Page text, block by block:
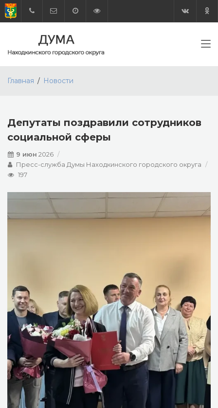
Главная Новости
Депутаты поздравили сотрудников
социальной сферы
9 июн 2026
Пресс-служба Думы Находкинского городского округа
197